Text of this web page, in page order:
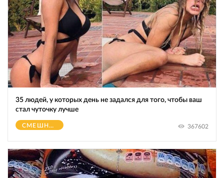
35 людей, у которых день не задался для того, чтобы ваш
стал чуточку лучше
СМЕШНОЕ 367602